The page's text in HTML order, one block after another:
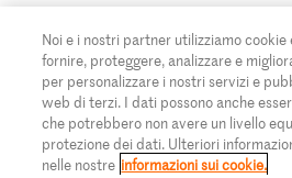
Ricette al forno
Ricette per famiglie & bambini
Tutte le ricette
Login Migusto
Rivista Migusto
Concorsi
Contatti
Pubblicità
Impressum
Informazioni legali
Migros Online
A proposito della Migros
Filiali
© 2026 Federazione delle cooperative
Noi e i nostri partner utilizziamo
fornire, proteggere, analizzare e
per personalizzare i nostri servizi e
web di terzi. I dati possono anche
che potrebbero non avere un livello
protezione dei dati. Ulteriori
nelle nostre informazioni sui cookie.